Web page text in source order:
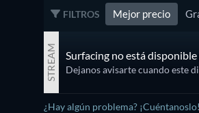
FILTROS Mejor precio
STREAM Surfacing no está
Dejanos avisarte cuando este
¿Hay algún problema? ¡Cuéntanoslo!